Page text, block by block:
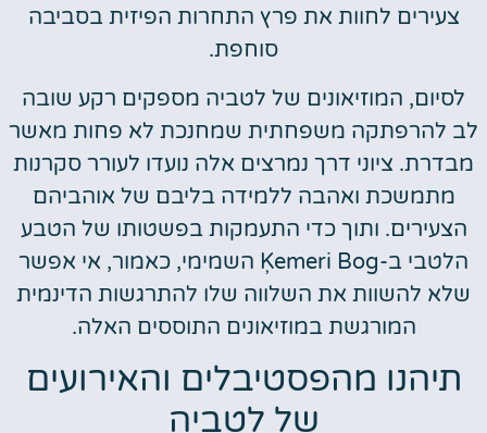
צעירים לחוות את פרץ התחרות הפיזית בסביבה
סוחפת.
לסיום, המוזיאונים של לטביה מספקים רקע שובה
לב להרפתקה משפחתית שמחנכת לא פחות מאשר
מבדרת. ציוני דרך נמרצים אלה נועדו לעורר סקרנות
מתמשכת ואהבה ללמידה בליבם של אוהביהם
הצעירים. ותוך כדי התעמקות בפשטותו של הטבע
הלטבי ב-Ķemeri Bog השמימי, כאמור, אי אפשר
שלא להשוות את השלווה שלו להתרגשות הדינמית
המורגשת במוזיאונים התוססים האלה.
תיהנו מהפסטיבלים והאירועים
של לטביה